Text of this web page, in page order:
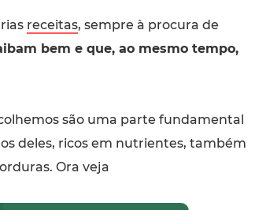
receitas, sempre à procura de
bem e que, ao mesmo tempo,
são uma parte fundamental
deles, ricos em nutrientes, também
Ora veja